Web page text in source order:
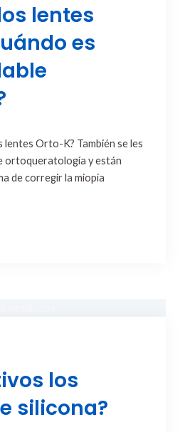
lentes
es
lentes Orto-K? También se les
ortoqueratología y están
de corregir la miopía
los
silicona?